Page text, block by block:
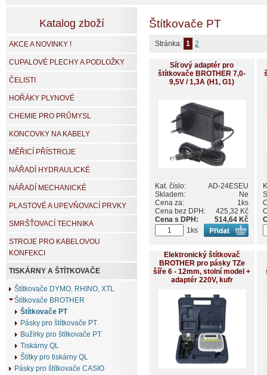
Štítkovače PT
Stránka: 1 2
Síťový adaptér pro
štítkovače BROTHER 7,0-
9,5V / 1,3A (H1, G1)
Kat. číslo:
AD-24ESEU
Skladem:
Ne
Cena za:
1ks
Cena bez DPH:
425,32 Kč
Cena s DPH:
514,64 Kč
1ks
Elektronický štítkovač
BROTHER pro pásky TZe
šíře 6 - 12mm, stolní model +
adaptér 220V, kufr
Katalog zboží
AKCE A NOVINKY !
CUPALOVÉ PLECHY A PODLOŽKY
ČELISTI
HOŘÁKY PLYNOVÉ
CHEMIE PRO PRŮMYSL
KONCOVKY NA KABELY
MĚŘICÍ PŘÍSTROJE
NÁŘADÍ HYDRAULICKÉ
NÁŘADÍ MECHANICKÉ
PLASTOVÉ A UPEVŇOVACÍ PRVKY
SMRŠŤOVACÍ TECHNIKA
STROJE PRO KABELOVOU
KONFEKCI
TISKÁRNY A ŠTÍTKOVAČE
Štítkovače DYMO, RHINO, XTL
Štítkovače BROTHER
Štítkovače PT
Pásky pro štítkovače PT
Bužírky pro štítkovače PT
Tiskárny QL
Štítky pro tiskárny QL
Pásky pro štítkovače CASIO